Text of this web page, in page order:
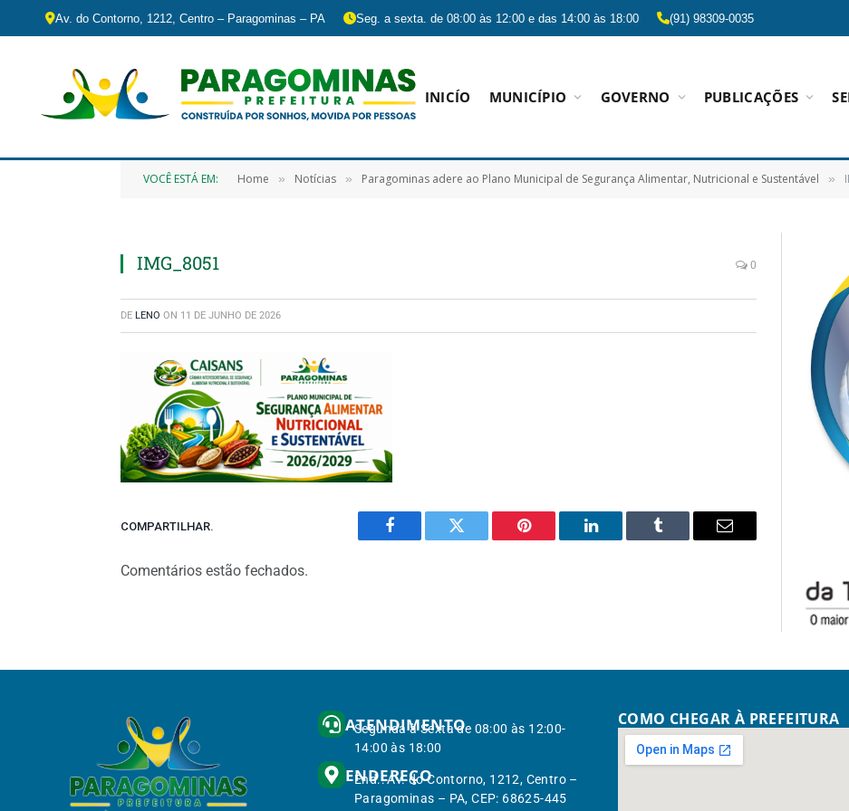
Av. do Contorno, 1212, Centro – Paragominas – PA Seg. a sexta. de 08:00 às 12:00 e das 14:00 às 18:00 (91) 98309-0035
INICÍO MUNICÍPIO GOVERNO PUBLICAÇÕES
VOCÊ ESTÁ EM: Home » Notícias » Paragominas adere ao Plano Municipal de Segurança Alimentar, Nutricional e Sustentável »
IMG_8051 0
DE LENO ON 11 DE JUNHO DE 2026
COMPARTILHAR.
Facebook Twitter Pinterest LinkedIn Tumblr Email
Comentários estão fechados.
ATENDIMENTO
Segunda à Sexta de 08:00 às 12:00-
14:00 às 18:00
ENDEREÇO
End.: Av. do Contorno, 1212, Centro –
Paragominas – PA, CEP: 68625-445
COMO CHEGAR À PREFEITURA